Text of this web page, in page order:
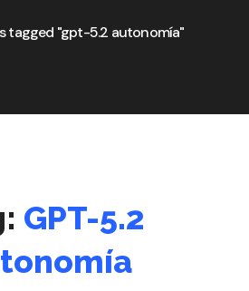
tagged "gpt-5.2 autonomía"
GPT-5.2